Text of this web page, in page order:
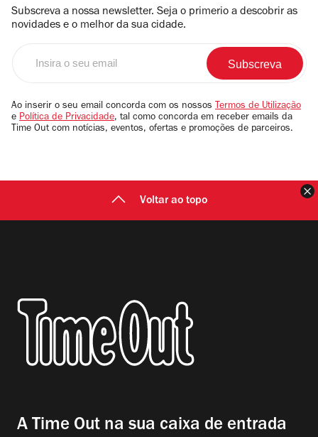
Subscreva a nossa newsletter. Seja o primerio a descobrir as
novidades e o melhor da sua cidade.
email
Ao inserir o seu email concorda com os nossos Termos de Utilização
e Política de Privacidade, tal como concorda em receber emails da
Time Out com notícias, eventos, ofertas e promoções de parceiros.
Voltar ao topo
A Time Out na sua caixa de entrada